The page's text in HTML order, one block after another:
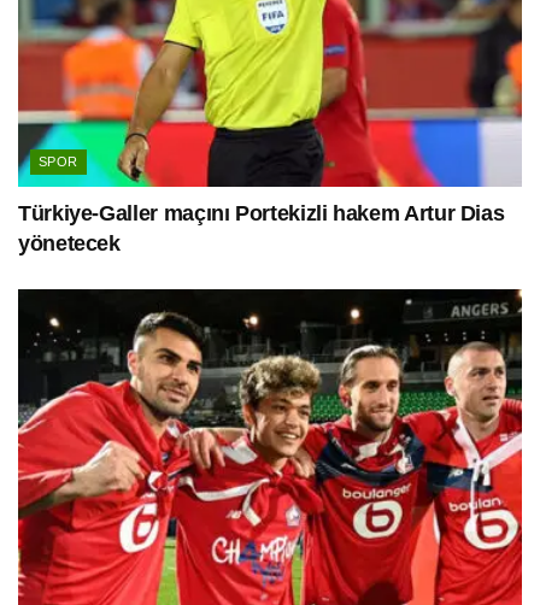
SPOR
Türkiye-Galler maçını Portekizli hakem Artur Dias
yönetecek